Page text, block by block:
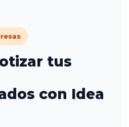
tus
con Idea